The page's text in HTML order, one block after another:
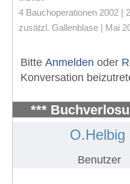
4 Bauchoperationen 2002 |
zusätzl. Gallenblase | Mai
Bitte Anmelden oder
Konversation
***
O.Helbig
Benutzer